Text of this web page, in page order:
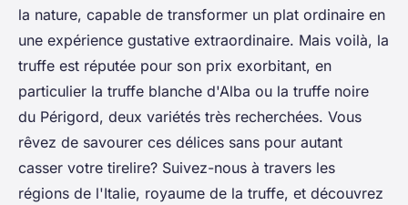
Sandro•25 juin 2024•5 min de lecture
la nature, capable de transformer un plat ordinaire en
une expérience gustative extraordinaire. Mais voilà, la
truffe est réputée pour son prix exorbitant, en
particulier la truffe blanche d'Alba ou la truffe noire
du Périgord, deux variétés très recherchées. Vous
rêvez de savourer ces délices sans pour autant
casser votre tirelire? Suivez-nous à travers les
régions de l'Italie, royaume de la truffe, et découvrez